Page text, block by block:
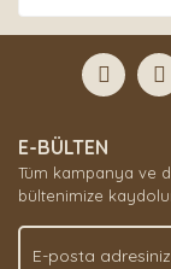
E-BÜLTEN
Tüm kampanya ve
bültenimize